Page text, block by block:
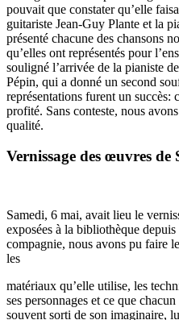
pouvait que constater qu’elle
guitariste Jean-Guy Plante et la
présenté chacune des chansons
qu’elles ont représentés pour
souligné l’arrivée de la pianiste
Pépin, qui a donné un second
représentations furent un succès:
profité. Sans conteste, nous
qualité.
Vernissage des œuvres de
Samedi, 6 mai, avait lieu le
exposées à la bibliothèque
compagnie, nous avons pu faire
les
matériaux qu’elle utilise, les
ses personnages et ce que
souvent sorti de son imaginaire,